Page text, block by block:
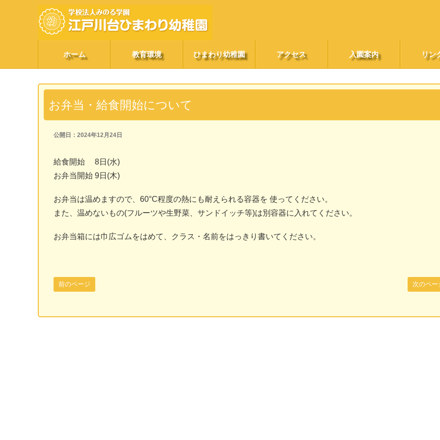
ホーム 教育環境 ひまわり幼稚園 アクセス 入園案内 リン
お弁当・給食開始について
公開日：2024年12月24日
給食開始 8日(水)
お弁当開始 9日(木)
お弁当は温めますので、60°C程度の熱にも耐えられる容器を 使ってください。
また、温めないもの(フルーツや生野菜、サンドイッチ等)は別容器に入れてください。
お弁当箱には巾広ゴムをはめて、クラス・名前をはっきり書いてください。
前のページ 次のペー